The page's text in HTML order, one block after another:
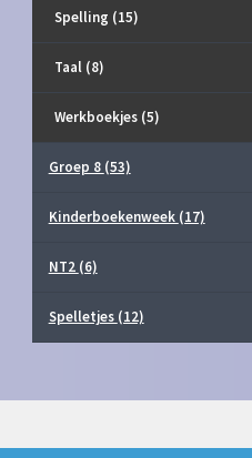
Spelling (15)
Taal (8)
Werkboekjes (5)
Groep 8 (53)
Kinderboekenweek (17)
NT2 (6)
Spelletjes (12)